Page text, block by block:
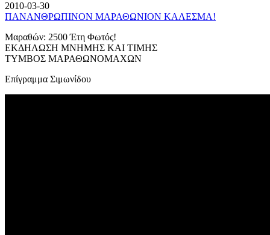
2010-03-30
ΠΑΝΑΝΘΡΩΠΙΝΟΝ ΜΑΡΑΘΩΝΙΟΝ ΚΑΛΕΣΜΑ!
Μαραθών: 2500 Έτη Φωτός!
ΕΚΔΗΛΩΣΗ ΜΝΗΜΗΣ ΚΑΙ ΤΙΜΗΣ
ΤΥΜΒΟΣ ΜΑΡΑΘΩΝΟΜΑΧΩΝ
Επίγραμμα Σιμωνίδου